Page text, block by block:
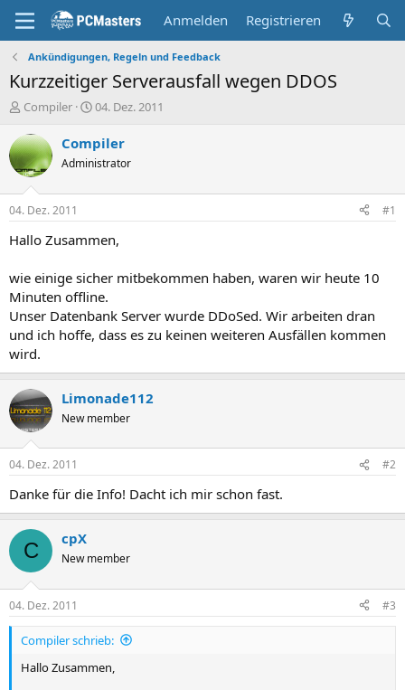
Anmelden Registrieren
Ankündigungen, Regeln und Feedback
Kurzzeitiger Serverausfall wegen DDOS
E
s
t
e
e
r
Compiler
E
s
t
e
t
a
04. Dez. 2011
Compiler
Administrator
04. Dez. 2011 #1
Hallo Zusammen,
wie einige sicher mitbekommen haben, waren wir heute 10
Minuten offline.
Unser Datenbank Server wurde DDoSed. Wir arbeiten dran
und ich hoffe, dass es zu keinen weiteren Ausfällen kommen
wird.
Limonade112
New member
04. Dez. 2011 #2
Danke für die Info! Dacht ich mir schon fast.
C cpX
New member
04. Dez. 2011 #3
Compiler schrieb:
Hallo Zusammen,